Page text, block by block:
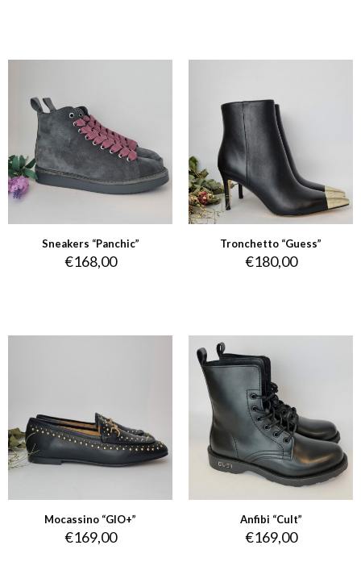
Sneakers “Panchic”
€168,00
Tronchetto “Guess”
€180,00
Mocassino “GIO+”
€169,00
Anfibi “Cult”
€169,00